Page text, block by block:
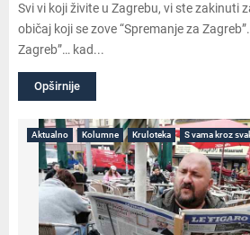
Svi vi koji živite u Zagrebu, vi ste zakinuti
običaj koji se zove “Spremanje za
Zagreb”… kad...
Opširnije
Aktualno Kolumne Kruloteka S vama kroz